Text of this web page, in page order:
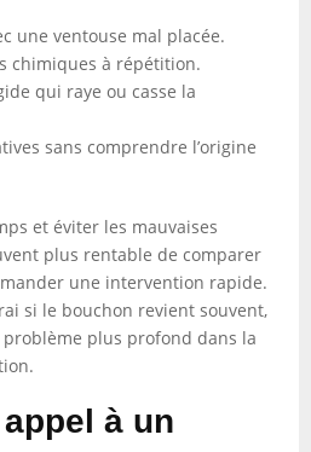
une ventouse mal placée.
chimiques à répétition.
qui raye ou casse la
sans comprendre l’origine
et éviter les mauvaises
plus rentable de comparer
une intervention rapide.
si le bouchon revient souvent,
plus profond dans la
à un